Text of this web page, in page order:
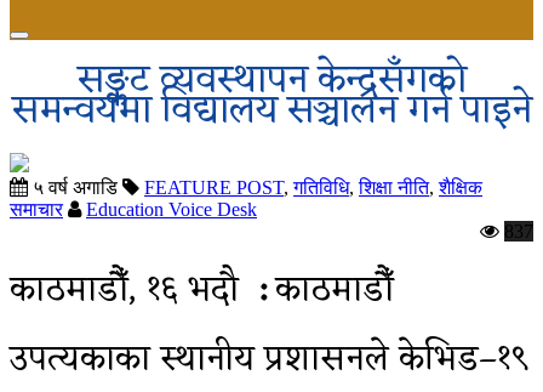
सङ्कट व्यवस्थापन केन्द्रसँगको
समन्वयमा विद्यालय सञ्चालन गर्न पाइने
५ वर्ष अगाडि FEATURE POST,गतिविधि,शिक्षा नीति,शैक्षिक
समाचार
Education Voice Desk
837
काठमाडौँ, १६ भदौ :काठमाडौँ
उपत्यकाका स्थानीय प्रशासनले केभिड–१९